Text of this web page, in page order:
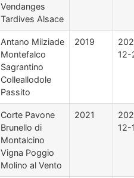
Vendanges
Tardives Alsace
Antano Milziade
Montefalco
Sagrantino
Colleallodole
Passito
2019
12-
Corte Pavone
Brunello di
Montalcino
Vigna Poggio
Molino al Vento
2021
12-